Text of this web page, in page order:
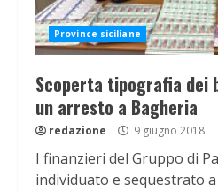
Province siciliane
Scoperta tipografia
un arresto a Bagheria
redazione 9 giugno 2018
I finanzieri del Gruppo di
individuato e sequestrato